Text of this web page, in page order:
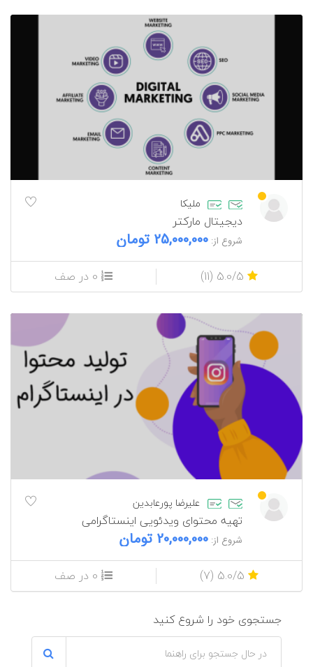
ملیکا
دیجیتال مارکتر
شروع از: 25,000,000 تومان
5.0/5 (11) 0 در صف
علیرضا پورعابدین
تهیه محتوای ویدئویی اینستاگرامی
شروع از: 20,000,000 تومان
5.0/5 (7) 0 در صف
جستجوی خود را شروع کنید